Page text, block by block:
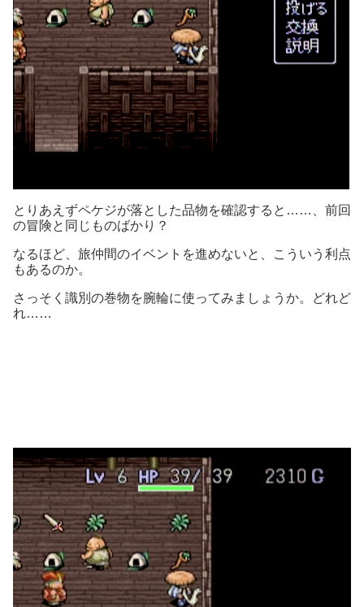
とりあえずペケジが落とした品物を確認すると……、前回
の冒険と同じものばかり？
なるほど、旅仲間のイベントを進めないと、こういう利点
もあるのか。
さっそく識別の巻物を腕輪に使ってみましょうか。どれど
れ……